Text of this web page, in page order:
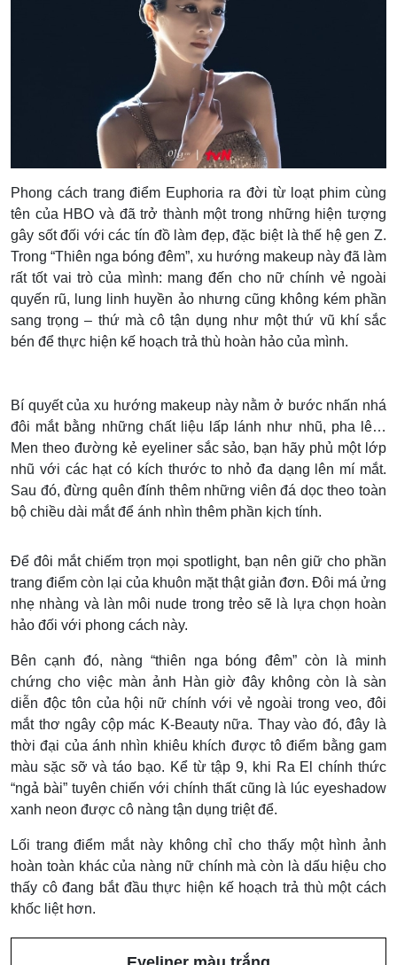
Phong cách trang điểm Euphoria ra đời từ loạt phim cùng
tên của HBO và đã trở thành một trong những hiện tượng
gây sốt đối với các tín đồ làm đẹp, đặc biệt là thế hệ gen Z.
Trong “Thiên nga bóng đêm”, xu hướng makeup này đã làm
rất tốt vai trò của mình: mang đến cho nữ chính vẻ ngoài
quyến rũ, lung linh huyền ảo nhưng cũng không kém phần
sang trọng – thứ mà cô tận dụng như một thứ vũ khí sắc
bén để thực hiện kế hoạch trả thù hoàn hảo của mình.
Bí quyết của xu hướng makeup này nằm ở bước nhấn nhá
đôi mắt bằng những chất liệu lấp lánh như nhũ, pha lê…
Men theo đường kẻ eyeliner sắc sảo, bạn hãy phủ một lớp
nhũ với các hạt có kích thước to nhỏ đa dạng lên mí mắt.
Sau đó, đừng quên đính thêm những viên đá dọc theo toàn
bộ chiều dài mắt để ánh nhìn thêm phần kịch tính.
Để đôi mắt chiếm trọn mọi spotlight, bạn nên giữ cho phần
trang điểm còn lại của khuôn mặt thật giản đơn. Đôi má ửng
nhẹ nhàng và làn môi nude trong trẻo sẽ là lựa chọn hoàn
hảo đối với phong cách này.
Bên cạnh đó, nàng “thiên nga bóng đêm” còn là minh
chứng cho việc màn ảnh Hàn giờ đây không còn là sàn
diễn độc tôn của hội nữ chính với vẻ ngoài trong veo, đôi
mắt thơ ngây cộp mác K-Beauty nữa. Thay vào đó, đây là
thời đại của ánh nhìn khiêu khích được tô điểm bằng gam
màu sặc sỡ và táo bạo. Kể từ tập 9, khi Ra El chính thức
“ngả bài” tuyên chiến với chính thất cũng là lúc eyeshadow
xanh neon được cô nàng tận dụng triệt để.
Lối trang điểm mắt này không chỉ cho thấy một hình ảnh
hoàn toàn khác của nàng nữ chính mà còn là dấu hiệu cho
thấy cô đang bắt đầu thực hiện kế hoạch trả thù một cách
khốc liệt hơn.